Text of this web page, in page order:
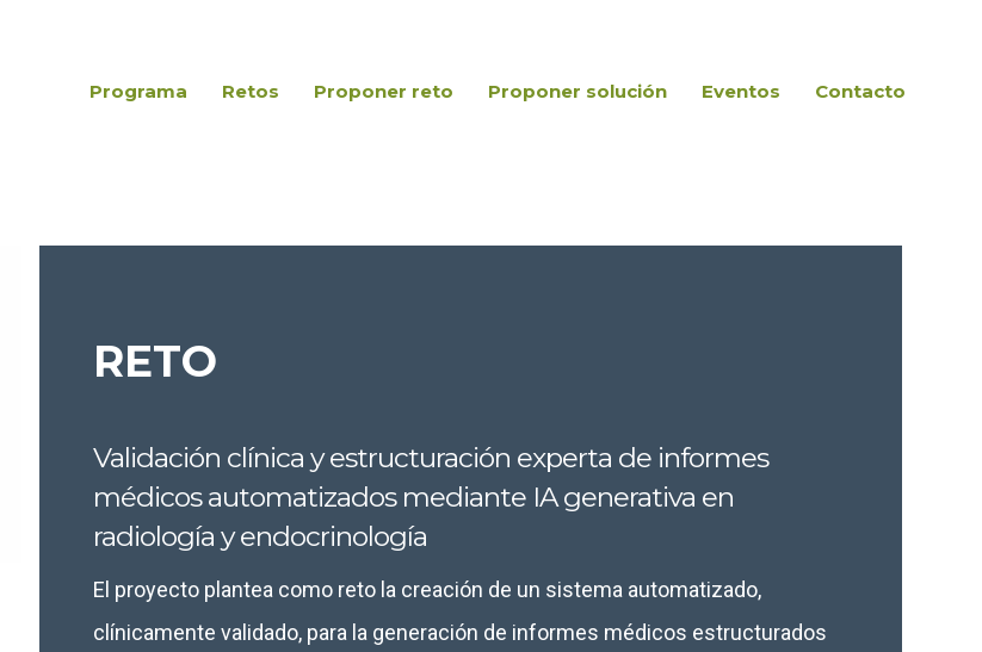
Programa Retos Proponer reto Proponer solución Eventos Contacto
RETO
Validación clínica y estructuración experta de informes
médicos automatizados mediante IA generativa en
radiología y endocrinología
El proyecto plantea como reto la creación de un sistema automatizado,
clínicamente validado, para la generación de informes médicos estructurados